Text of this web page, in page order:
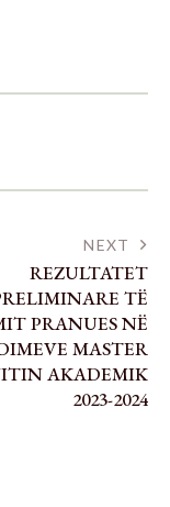
NEXT
REZULTATET
TË
PRANUES NË
MASTER
AKADEMIK
2023-2024